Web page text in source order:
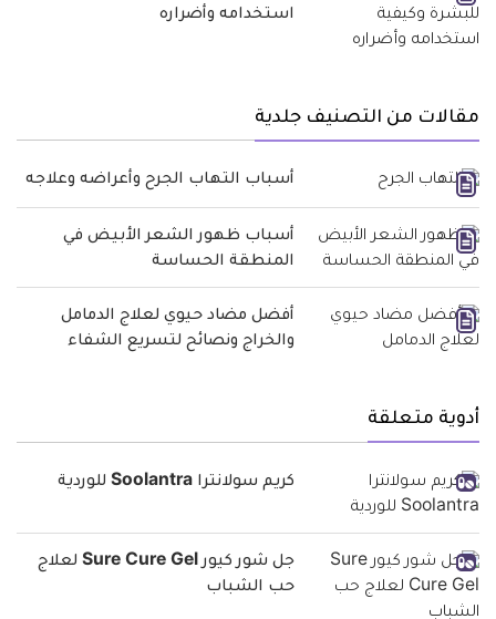
استخدامه وأضراره
مقالات من التصنيف جلدية
أسباب التهاب الجرح وأعراضه وعلاجه
أسباب ظهور الشعر الأبيض في
المنطقة الحساسة
أفضل مضاد حيوي لعلاج الدمامل
والخراج ونصائح لتسريع الشفاء
أدوية متعلقة
كريم سولانترا Soolantra للوردية
جل شور كيور Sure Cure Gel لعلاج
حب الشباب